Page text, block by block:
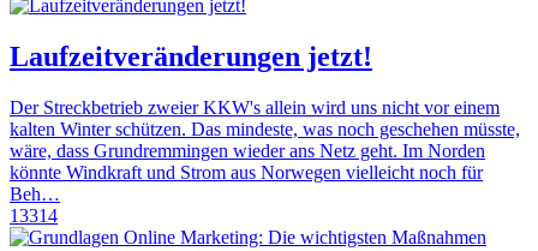
Laufzeitveränderungen jetzt!
Der Streckbetrieb zweier KKW's allein wird uns nicht vor einem
kalten Winter schützen. Das mindeste, was noch geschehen müsste,
wäre, dass Grundremmingen wieder ans Netz geht. Im Norden
könnte Windkraft und Strom aus Norwegen vielleicht noch für
Beh…
13314